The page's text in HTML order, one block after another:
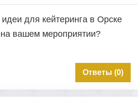
для кейтеринга в Орске
вашем мероприятии?
Ответы (0)